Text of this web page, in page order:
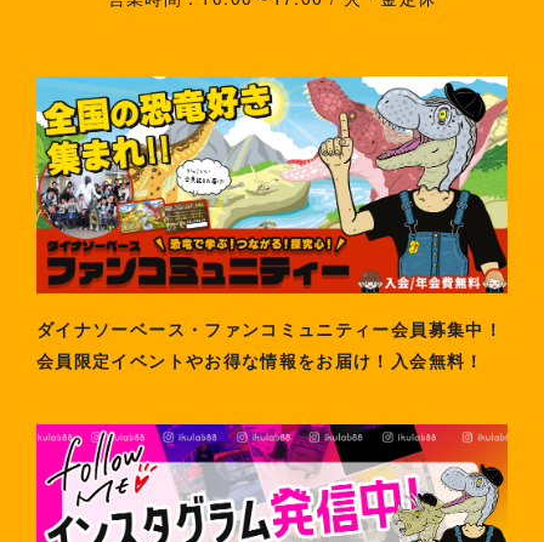
ダイナソーベース・ファンコミュニティー会員募集中！
会員限定イベントやお得な情報をお届け！入会無料！